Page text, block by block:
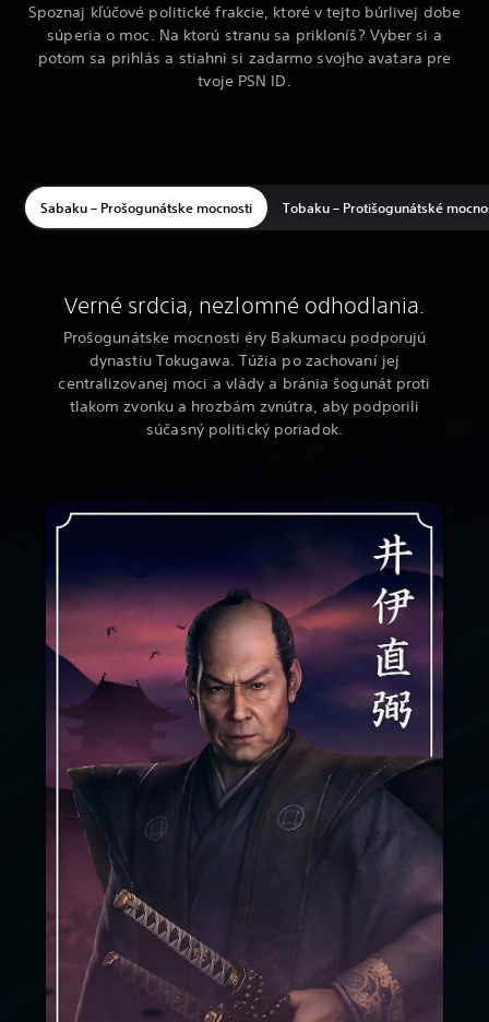
Spoznaj kľúčové politické frakcie, ktoré v tejto búrlivej dobe
súperia o moc. Na ktorú stranu sa prikloníš? Vyber si a
potom sa prihlás a stiahni si zadarmo svojho avatara pre
tvoje PSN ID.
Sabaku – Prošogunátske mocnosti Tobaku – Protišogunátské
Verné srdcia, nezlomné odhodlania.
Prošogunátske mocnosti éry Bakumacu podporujú
dynastiu Tokugawa. Túžia po zachovaní jej
centralizovanej moci a vlády a bránia šogunát proti
tlakom zvonku a hrozbám zvnútra, aby podporili
súčasný politický poriadok.